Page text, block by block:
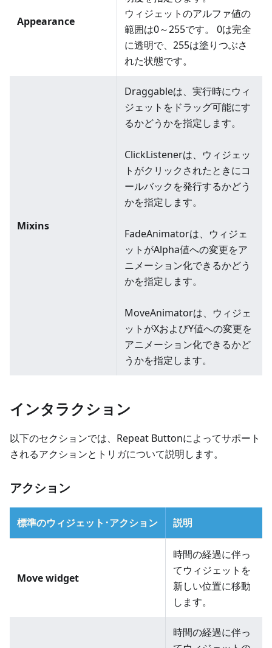
Appearance
ウィジェットのアルファ値の
範囲は0～255です。 0は完全
に透明で、255は塗りつぶさ
れた状態です。
Mixins
Draggableは、実行時にウィ
ジェットをドラッグ可能にす
るかどうかを指定します。
ClickListenerは、ウィジェッ
トがクリックされたときにコ
ールバックを発行するかどう
かを指定します。
FadeAnimatorは、ウィジェ
ットがAlpha値への変更をア
ニメーション化できるかどう
かを指定します。
MoveAnimatorは、ウィジェ
ットがXおよびY値への変更を
アニメーション化できるかど
うかを指定します。
インタラクション
以下のセクションでは、Repeat Buttonによってサポート
されるアクションとトリガについて説明します。
アクション
標準のウィジェット･アクション 説明
Move widget
時間の経過に伴っ
てウィジェットを
新しい位置に移動
します。
時間の経過に伴っ